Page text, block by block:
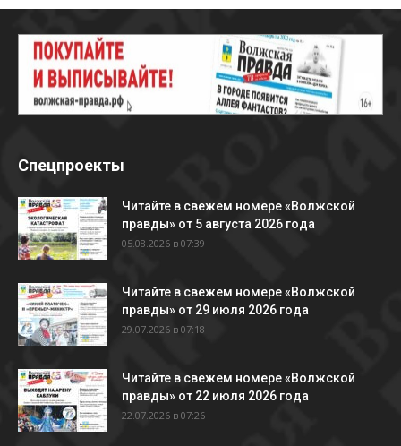
Спецпроекты
Читайте в свежем номере «Волжской
правды» от 5 августа 2026 года
05.08.2026 в 07:39
Читайте в свежем номере «Волжской
правды» от 29 июля 2026 года
29.07.2026 в 07:18
Читайте в свежем номере «Волжской
правды» от 22 июля 2026 года
22.07.2026 в 07:26